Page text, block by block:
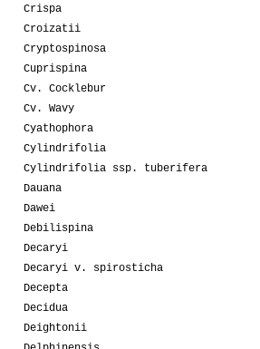
Crispa
Croizatii
Cryptospinosa
Cuprispina
Cv. Cocklebur
Cv. Wavy
Cyathophora
Cylindrifolia
Cylindrifolia ssp. tuberifera
Dauana
Dawei
Debilispina
Decaryi
Decaryi v. spirosticha
Decepta
Decidua
Deightonii